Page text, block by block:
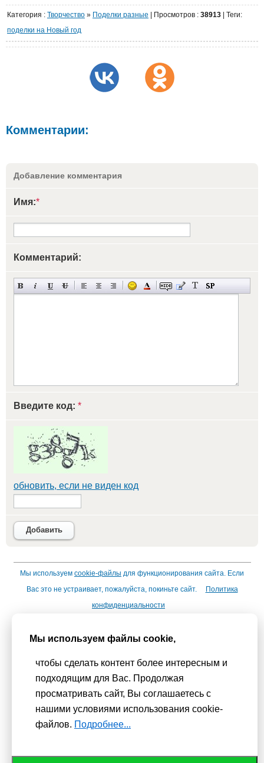
Категория : Творчество » Поделки разные Просмотров : 38913 | Теги:
поделки на Новый год
Комментарии:
Добавление комментария
Имя:*
Комментарий:
Введите код: *
обновить, если не виден код
Добавить
Мы используем cookie-файлы для функционирования сайта. Если
Вас это не устраивает, пожалуйста, покиньте сайт.
Политика
конфиденциальности
Сhudesenka.ru обязательна. © 2010 - 2026
администрацией сайта запрещено
Мы используем файлы cookie,
чтобы сделать контент более интересным и
подходящим для Вас. Продолжая
просматривать сайт, Вы соглашаетесь с
нашими условиями использования cookie-
файлов. Подробнее...